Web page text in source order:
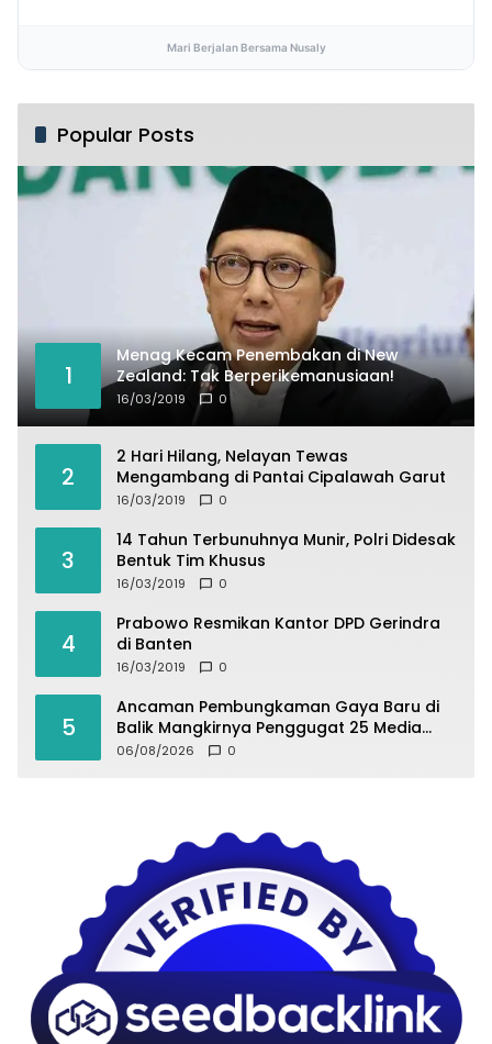
Mari Berjalan Bersama Nusaly
Popular Posts
1
Menag Kecam Penembakan di New
Zealand: Tak Berperikemanusiaan!
16/03/2019 0
2
2 Hari Hilang, Nelayan Tewas
Mengambang di Pantai Cipalawah Garut
16/03/2019 0
3
14 Tahun Terbunuhnya Munir, Polri Didesak
Bentuk Tim Khusus
16/03/2019 0
4
Prabowo Resmikan Kantor DPD Gerindra
di Banten
16/03/2019 0
5
Ancaman Pembungkaman Gaya Baru di
Balik Mangkirnya Penggugat 25 Media
Palembang
06/08/2026 0